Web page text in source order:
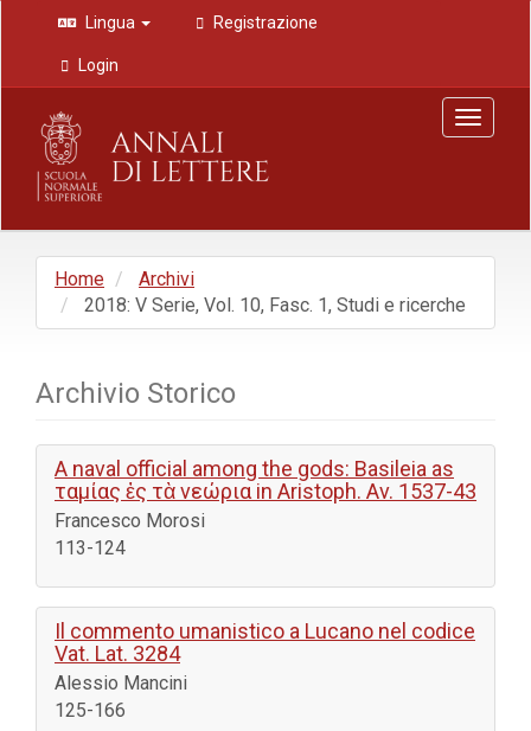
Navigazione
principale
Contenuto
principale
Barra
laterale
Lingua Registrazione
Login
Toggle
Home
Archivi
2018: V Serie, Vol. 10, Fasc. 1, Studi e ricerche
Archivio Storico
A naval official among the gods: Basileia as
ταμίας ἐς τὰ νεώρια in Aristoph. Av. 1537-43
Francesco Morosi
113-124
Il commento umanistico a Lucano nel codice
Vat. Lat. 3284
Alessio Mancini
125-166